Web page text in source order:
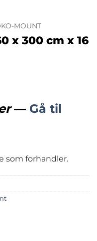
MOUNT
x 300 cm x 16
— Gå til
som forhandler.